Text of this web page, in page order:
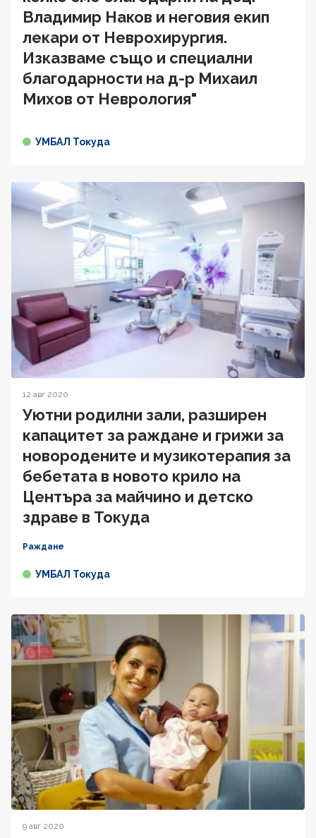
Владимир Наков и неговия екип
лекари от Неврохирургия.
Изказваме също и специални
благодарности на д-р Михаил
Михов от Неврология"
УМБАЛ Токуда
12 авг 2020
Уютни родилни зали, разширен
капацитет за раждане и грижи за
новородените и музикотерапия за
бебетата в новото крило на
Центъра за майчино и детско
здраве в Токуда
Раждане
УМБАЛ Токуда
9 авг 2020